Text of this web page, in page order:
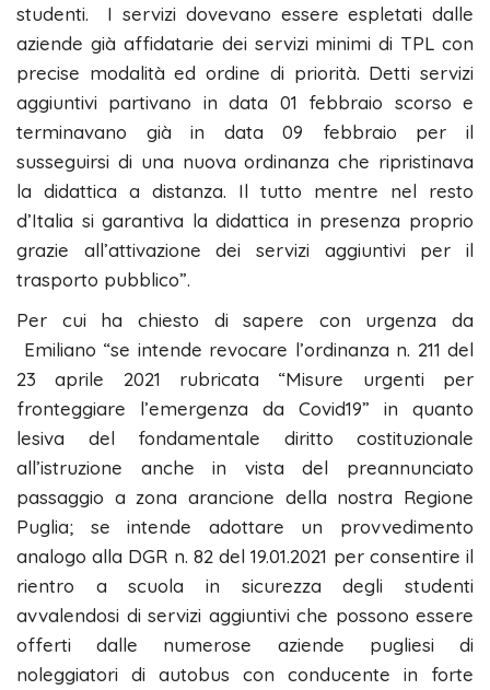
studenti. I servizi dovevano essere espletati dalle
aziende già affidatarie dei servizi minimi di TPL con
precise modalità ed ordine di priorità. Detti servizi
aggiuntivi partivano in data 01 febbraio scorso e
terminavano già in data 09 febbraio per il
susseguirsi di una nuova ordinanza che ripristinava
la didattica a distanza. Il tutto mentre nel resto
d’Italia si garantiva la didattica in presenza proprio
grazie all’attivazione dei servizi aggiuntivi per il
trasporto pubblico”.
Per cui ha chiesto di sapere con urgenza da
Emiliano “se intende revocare l’ordinanza n. 211 del
23 aprile 2021 rubricata “Misure urgenti per
fronteggiare l’emergenza da Covid19” in quanto
lesiva del fondamentale diritto costituzionale
all’istruzione anche in vista del preannunciato
passaggio a zona arancione della nostra Regione
Puglia; se intende adottare un provvedimento
analogo alla DGR n. 82 del 19.01.2021 per consentire il
rientro a scuola in sicurezza degli studenti
avvalendosi di servizi aggiuntivi che possono essere
offerti dalle numerose aziende pugliesi di
noleggiatori di autobus con conducente in forte